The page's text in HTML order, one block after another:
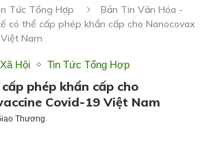
Tức Tổng Hợp
Bản Tin Văn Hóa -
có thể cấp phép khẩn cấp cho Nanocovax
Nam
Hội Tin Tức Tổng Hợp
phép khẩn cấp cho
Covid-19 Việt Nam
Thương